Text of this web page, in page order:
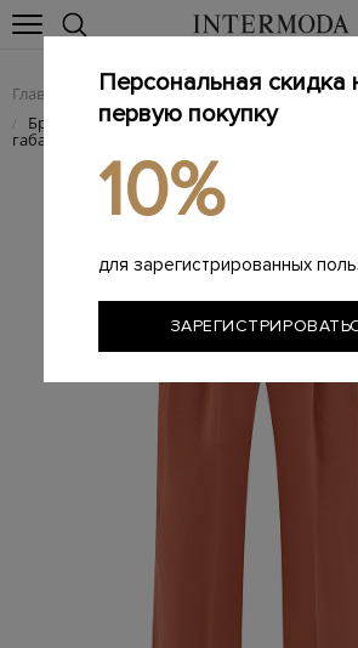
Главная Женщинам / Женская одежда /
/ Брюки на&nbsp;высокой посадке
габардина
Персональная скидка
первую покупку
10%
для зарегистрированных